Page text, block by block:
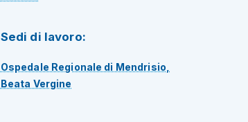
Sedi di lavoro:
Ospedale Regionale di Mendrisio,
Beata Vergine